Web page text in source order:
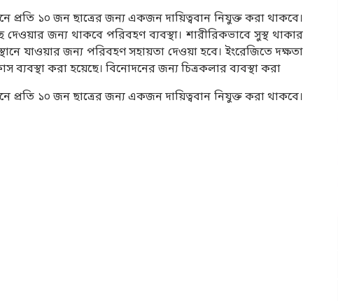
প্রতি ১০ জন ছাত্রের জন্য একজন দায়িত্ববান নিযুক্ত করা থাকবে।
জন্য থাকবে পরিবহণ ব্যবস্থা। শারীরিকভাবে সুস্থ থাকার
যাওয়ার জন্য পরিবহণ সহায়তা দেওয়া হবে। ইংরেজিতে দক্ষতা
ব্যবস্থা করা হয়েছে। বিনোদনের জন্য চিত্রকলার ব্যবস্থা করা
প্রতি ১০ জন ছাত্রের জন্য একজন দায়িত্ববান নিযুক্ত করা থাকবে।